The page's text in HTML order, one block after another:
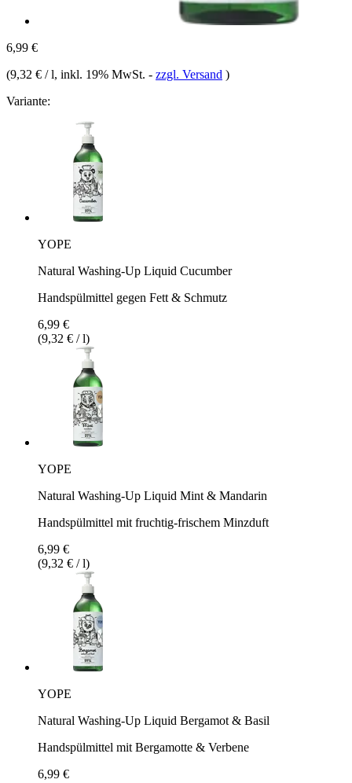
6,99 €
(9,32 € / l, inkl. 19% MwSt. - zzgl. Versand )
Variante:
YOPE
Natural Washing-Up Liquid Cucumber
Handspülmittel gegen Fett & Schmutz
6,99 €
(9,32 € / l)
YOPE
Natural Washing-Up Liquid Mint & Mandarin
Handspülmittel mit fruchtig-frischem Minzduft
6,99 €
(9,32 € / l)
YOPE
Natural Washing-Up Liquid Bergamot & Basil
Handspülmittel mit Bergamotte & Verbene
6,99 €